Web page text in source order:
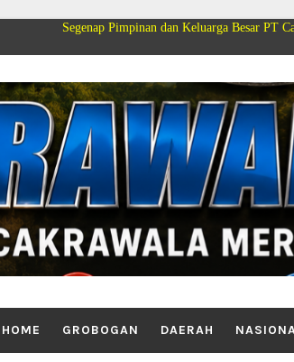
Segenap Pimpinan dan Keluarga Besar PT Cakrawala
HOME GROBOGAN DAERAH